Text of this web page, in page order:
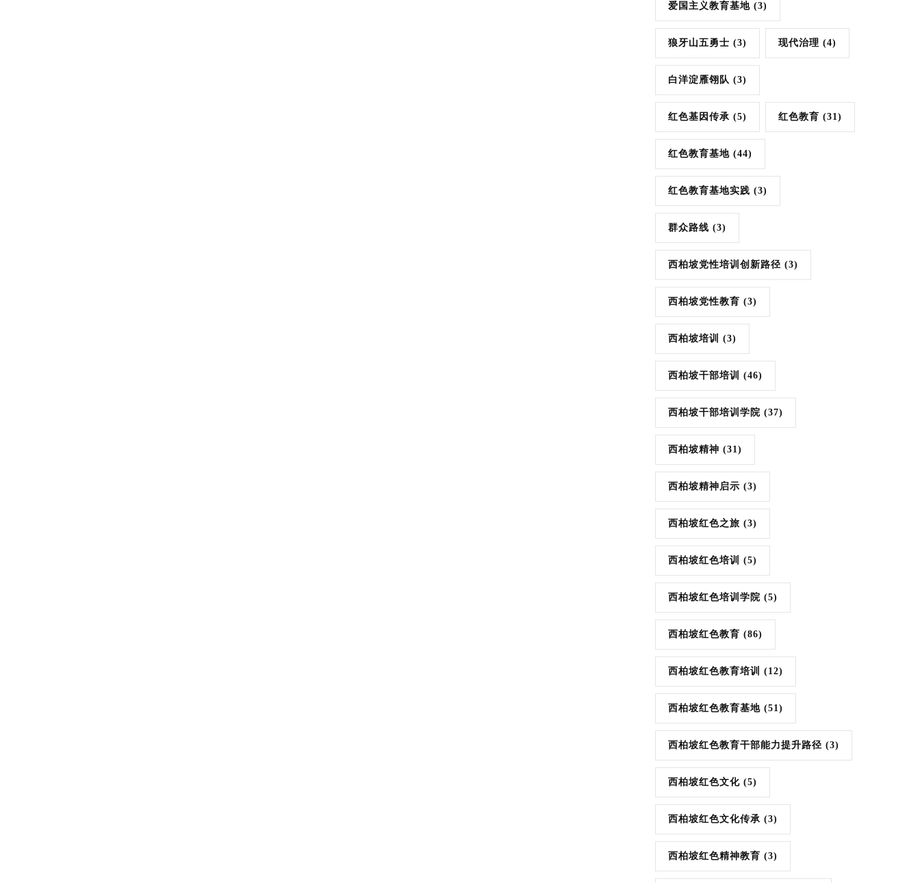
爱国主义教育基地 (3)
狼牙山五勇士 (3) 现代治理 (4)
白洋淀雁翎队 (3)
红色基因传承 (5) 红色教育 (31)
红色教育基地 (44)
红色教育基地实践 (3)
群众路线 (3)
西柏坡党性培训创新路径 (3)
西柏坡党性教育 (3)
西柏坡培训 (3)
西柏坡干部培训 (46)
西柏坡干部培训学院 (37)
西柏坡精神 (31)
西柏坡精神启示 (3)
西柏坡红色之旅 (3)
西柏坡红色培训 (5)
西柏坡红色培训学院 (5)
西柏坡红色教育 (86)
西柏坡红色教育培训 (12)
西柏坡红色教育基地 (51)
西柏坡红色教育干部能力提升路径 (3)
西柏坡红色文化 (5)
西柏坡红色文化传承 (3)
西柏坡红色精神教育 (3)